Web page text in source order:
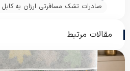
ایران
صادرات تشک مسافرتی ارزان به کابل
مقالات مرتبط